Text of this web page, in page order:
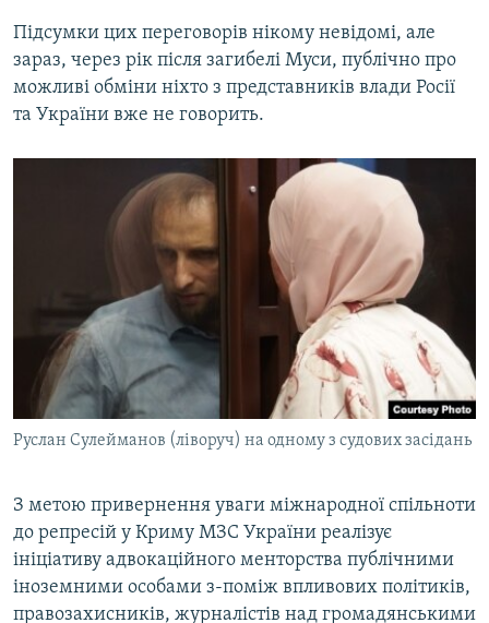
Підсумки цих переговорів нікому невідомі, але
зараз, через рік після загибелі Муси, публічно про
можливі обміни ніхто з представників влади Росії
та України вже не говорить.
Руслан Сулейманов (ліворуч) на одному з судових засідань
З метою привернення уваги міжнародної спільноти
до репресій у Криму МЗС України реалізує
ініціативу адвокаційного менторства публічними
іноземними особами з-поміж впливових політиків,
правозахисників, журналістів над громадянськими